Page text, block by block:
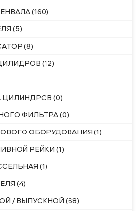
(160)
(5)
(8)
(12)
ЦИЛИНДРОВ (0)
ФИЛЬТРА (0)
ОБОРУДОВАНИЯ (1)
РЕЙКИ (1)
(1)
(4)
/ ВЫПУСКНОЙ (68)